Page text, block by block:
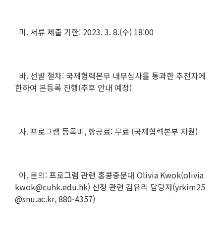
마. 서류 제출 기한: 2023. 3. 8.(수) 18:00
바. 선발 절차: 국제협력본부 내부심사를 통과한 추천자에
한하여 본등록 진행(추후 안내 예정)
사. 프로그램 등록비, 항공료: 무료 (국제협력본부 지원)
아. 문의: 프로그램 관련 홍콩중문대 Olivia Kwok(olivia
kwok@cuhk.edu.hk) 신청 관련 김유리 담당자(yrkim25
@snu.ac.kr, 880-4357)